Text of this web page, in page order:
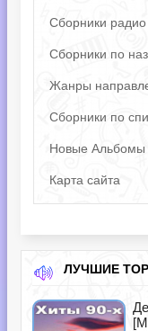
Сборники
Сборники по
Жанры
Сборники по
Новые Альбомы
Карта сайта
ЛУЧШИЕ